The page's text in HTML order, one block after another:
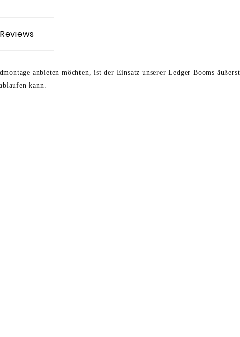
Reviews
anbieten möchten, ist der Einsatz unserer Ledger Booms
kann.